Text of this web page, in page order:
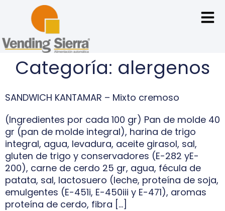
Categoría: alergenos
SANDWICH KANTAMAR – Mixto cremoso
(Ingredientes por cada 100 gr) Pan de molde 40
gr (pan de molde integral), harina de trigo
integral, agua, levadura, aceite girasol, sal,
gluten de trigo y conservadores (E-282 yE-
200), carne de cerdo 25 gr, agua, fécula de
patata, sal, lactosuero (leche, proteína de soja,
emulgentes (E-451i, E-450iii y E-471), aromas
proteína de cerdo, fibra […]